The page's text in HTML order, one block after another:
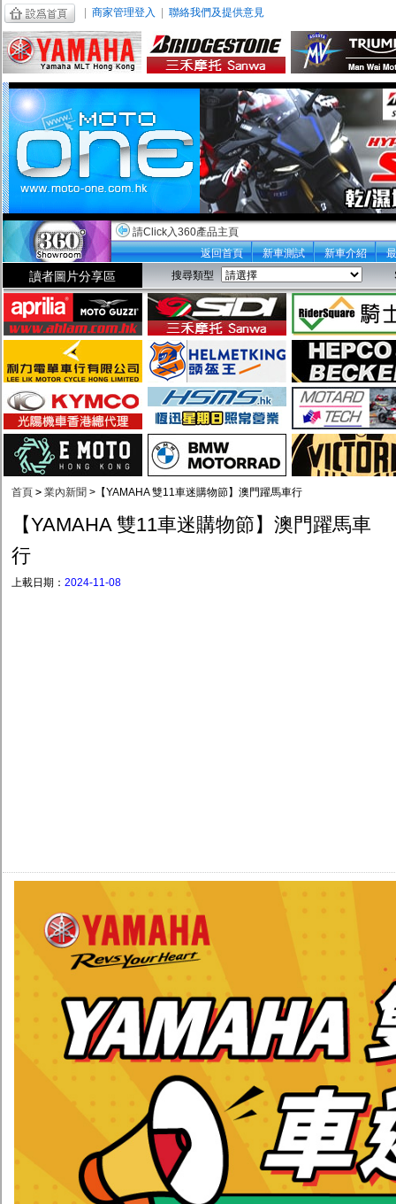
商家管理登入 聯絡我們及提供意見
請Click入360產品主頁
返回首頁
新車測試 新車介紹
讀者圖片分享區 搜尋類型
首頁 > 業內新聞 > 【YAMAHA 雙11車迷購物節】澳門躍馬車行
【YAMAHA 雙11車迷購物節】澳門躍馬車
行
上載日期： 2024-11-08